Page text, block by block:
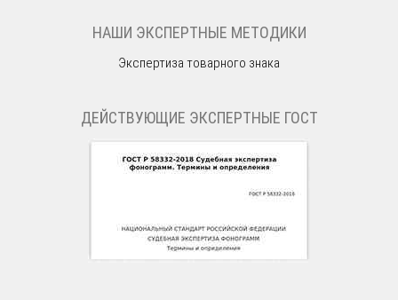
НАШИ ЭКСПЕРТНЫЕ МЕТОДИКИ
Экспертиза товарного знака
ДЕЙСТВУЮЩИЕ ЭКСПЕРТНЫЕ ГОСТ